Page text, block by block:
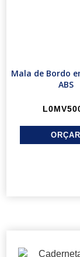
Mala de Bordo
ABS